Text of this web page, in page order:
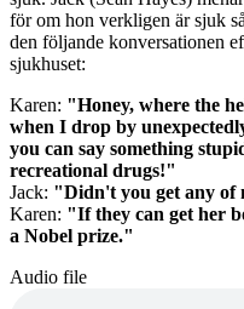
för om hon verkligen är sjuk
den följande konversationen
sjukhuset:
Karen: "Honey, where the
when I drop by
you can say something
recreational drugs!"
Jack: "Didn't you get any of
Karen: "If they can get her
a Nobel prize."
Audio file